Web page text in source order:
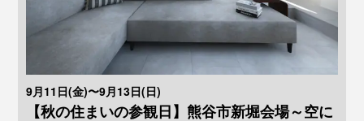
9月11日(金)〜9月13日(日)
【秋の住まいの参観日】熊谷市新堀会場～空に